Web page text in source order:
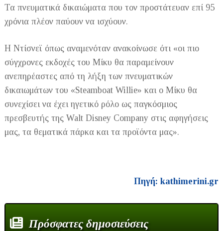
Τα πνευματικά δικαιώματα που τον προστάτευαν επί 95
χρόνια πλέον παύουν να ισχύουν.
Η Ντίσνεϊ όπως αναμενόταν ανακοίνωσε ότι «οι πιο
σύγχρονες εκδοχές του Μίκυ θα παραμείνουν
ανεπηρέαστες από τη λήξη των πνευματικών
δικαιωμάτων του «Steamboat Willie» και ο Μίκυ θα
συνεχίσει να έχει ηγετικό ρόλο ως παγκόσμιος
πρεσβευτής της Walt Disney Company στις αφηγήσεις
μας, τα θεματικά πάρκα και τα προϊόντα μας».
Πηγή: kathimerini.gr
Πρόσφατες δημοσιεύσεις